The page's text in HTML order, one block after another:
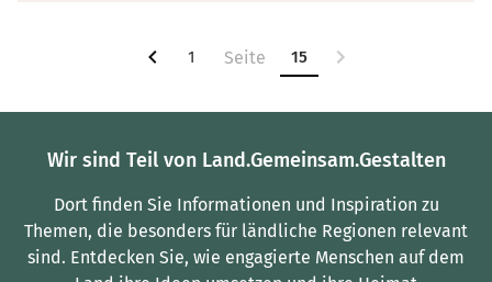
1 15
Wir sind Teil von Land.Gemeinsam.Gestalten
Dort finden Sie Informationen und Inspiration zu
Themen, die besonders für ländliche Regionen relevant
sind. Entdecken Sie, wie engagierte Menschen auf dem